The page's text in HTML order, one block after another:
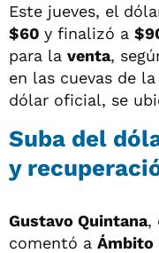
Este jueves, el
$60 y finalizó a
para la venta,
en las cuevas de
dólar oficial, se
Suba del
y
Gustavo Quintana,
comentó a Ámbito